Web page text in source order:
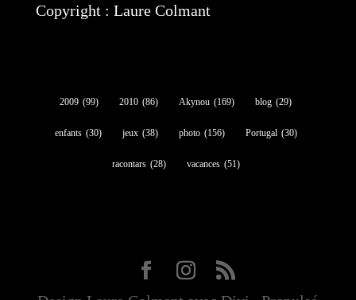
Copyright : Laure Colmant
2009 (99) 2010 (86) Akynou (169) blog (29)
enfants (30) jeux (38) photo (156) Portugal (30)
racontars (28) vacances (51)